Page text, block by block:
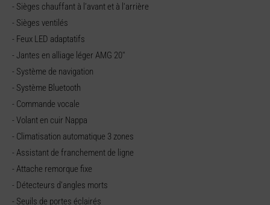
- Sièges chauffant à l’avant et à l'arrière
- Sièges ventilés
- Feux LED adaptatifs
- Jantes en alliage léger AMG 20''
- Système de navigation
- Système Bluetooth
- Commande vocale
- Volant en cuir Nappa
- Climatisation automatique 3 zones
- Assistant de franchement de ligne
- Attache remorque fixe
- Détecteurs d’angles morts
- Seuils de portes éclairés